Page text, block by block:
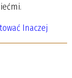
Inaczej